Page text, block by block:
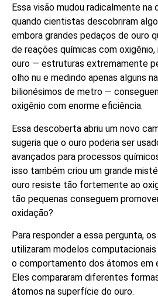
Essa visão mudou radicalmente na
quando cientistas descobriram
embora grandes pedaços de ouro
de reações químicas com
ouro — estruturas extremamente
olho nu e medindo apenas alguns
bilionésimos de metro —
oxigênio com enorme eficiência.
Essa descoberta abriu um novo
sugeria que o ouro poderia ser
avançados para processos
isso também criou um grande
ouro resiste tão fortemente ao
tão pequenas conseguem
oxidação?
Para responder a essa pergunta,
utilizaram modelos
o comportamento dos átomos em
Eles compararam diferentes
átomos na superfície do ouro.